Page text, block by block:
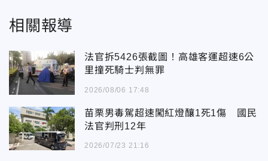
相關報導
法官拆5426張截圖！高雄客運超速6公
里撞死騎士判無罪
2026/08/06 17:48
苗栗男毒駕超速闖紅燈釀1死1傷 國民
法官判刑12年
2026/07/23 21:16